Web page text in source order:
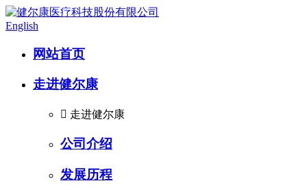
English
网站首页
走进健尔康
 走进健尔康
公司介绍
发展历程